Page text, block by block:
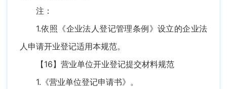
注：
1.依照《企业法人登记管理条例》设立的企业法
人申请开业登记适用本规范。
【16】营业单位开业登记提交材料规范
1.《营业单位登记申请书》。